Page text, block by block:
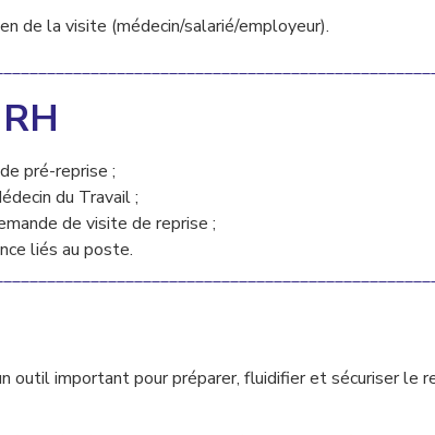
de la visite (médecin/salarié/employeur).
pré-reprise ;
du Travail ;
de visite de reprise ;
liés au poste.
outil important pour préparer, fluidifier et sécuriser le